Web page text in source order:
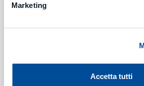
Marketing
Accetta tutti